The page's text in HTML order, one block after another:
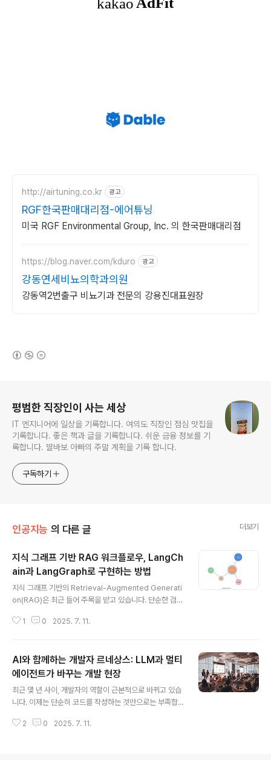
http://airtuning.co.kr 광고
RGF한국판매대리점-에어튜닝
미국 RGF Environmental Group, Inc. 의 한국판매대리점
https://blog.naver.com/kduro 광고
강동연세비뇨의학과의원
강동역2번출구 비뇨기과 전문의 강용진대표원장
평범한 직장인이 사는 세상
IT 엔지니어에 일상을 기록합니다. 여의도 직장인 점심 맛집을
기록합니다. 좋은 책과 글을 기록합니다. 쉬운 금융 정보를 기
록합니다. 딸바보 아빠의 주말 계획을 기록 합니다.
구독하기
인공지능 의 다른 글 더보기
지식 그래프 기반 RAG 워크플로우, LangCh
ain과 LangGraph로 구현하는 방법
지식 그래프 기반의 Retrieval-Augmented Generati
on(RAG)은 최근 들어 주목을 받고 있습니다. 단순한 검색
수 있는 그래프 기반 RAG는 정보의 정확성과 연결성을 더
워크플로우를 어떻게 설계하고 구현할 수 있는지 자세히
설명합니다. 질문 라우팅, 쿼리 분해, 벡터 검색, 프롬프트
구성까지 모든 과정을 포함하고 있으며, 실질적으로 작동
하는 Python 코드 예제를 통해 실제 구현 방식을 살펴봅
니다.GraphRAG란? 왜 사용하는가?RAG는 LLM의 답
변 정확도를 높이기 위해 외부 정보를 검색해 응답에..
1 0 2025. 7. 11.
AI와 함께하는 개발자 르네상스: LLM과 멀티
에이전트가 바꾸는 개발 현장
최근 몇 년 사이, 개발자의 역할이 근본적으로 바뀌고 있습
니다. 이제는 단순히 코드를 작성하는 것만으로는 부족합
개발 환경이 열리고 있기 때문입니다.대형 언어 모델(LL
2 0 2025. 7. 11.